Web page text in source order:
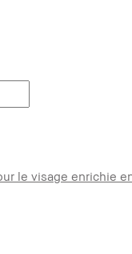
le visage enrichie